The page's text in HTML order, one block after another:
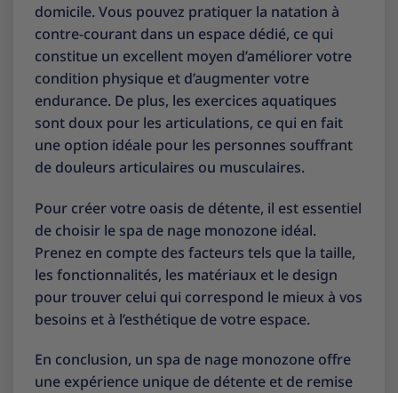
domicile. Vous pouvez pratiquer la natation à
contre-courant dans un espace dédié, ce qui
constitue un excellent moyen d’améliorer votre
condition physique et d’augmenter votre
endurance. De plus, les exercices aquatiques
sont doux pour les articulations, ce qui en fait
une option idéale pour les personnes souffrant
de douleurs articulaires ou musculaires.
Pour créer votre oasis de détente, il est essentiel
de choisir le spa de nage monozone idéal.
Prenez en compte des facteurs tels que la taille,
les fonctionnalités, les matériaux et le design
pour trouver celui qui correspond le mieux à vos
besoins et à l’esthétique de votre espace.
En conclusion, un spa de nage monozone offre
une expérience unique de détente et de remise